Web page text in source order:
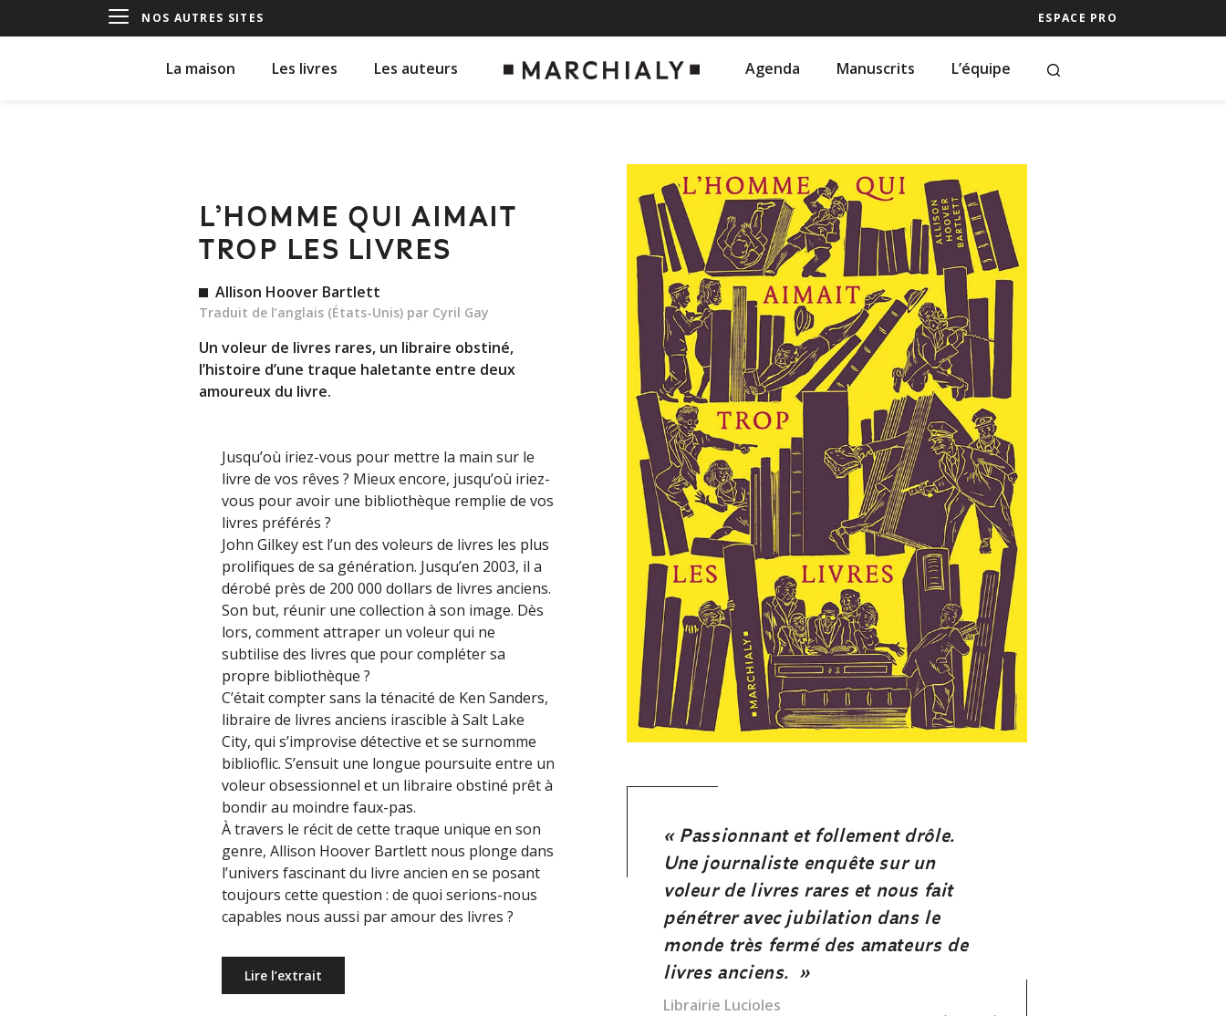
NOS AUTRES SITES ESPACE PRO
La maison Les livres Les auteurs Agenda Manuscrits L’équipe
L’HOMME QUI AIMAIT
TROP LES LIVRES
Allison Hoover Bartlett
Traduit de l’anglais (États-Unis) par Cyril Gay
Un voleur de livres rares, un libraire obstiné,
l’histoire d’une traque haletante entre deux
amoureux du livre.
Jusqu’où iriez-vous pour mettre la main sur le
livre de vos rêves ? Mieux encore, jusqu’où iriez-
vous pour avoir une bibliothèque remplie de vos
livres préférés ?
John Gilkey est l’un des voleurs de livres les plus
prolifiques de sa génération. Jusqu’en 2003, il a
dérobé près de 200 000 dollars de livres anciens.
Son but, réunir une collection à son image. Dès
lors, comment attraper un voleur qui ne
subtilise des livres que pour compléter sa
propre bibliothèque ?
C’était compter sans la ténacité de Ken Sanders,
libraire de livres anciens irascible à Salt Lake
City, qui s’improvise détective et se surnomme
biblioflic. S’ensuit une longue poursuite entre un
voleur obsessionnel et un libraire obstiné prêt à
bondir au moindre faux-pas.
À travers le récit de cette traque unique en son
genre, Allison Hoover Bartlett nous plonge dans
l’univers fascinant du livre ancien en se posant
toujours cette question : de quoi serions-nous
capables nous aussi par amour des livres ?
Lire l’extrait
« Une enquête palpitante dans
l'univers fascinant du livre ancien. »
Librairie Clareton
« Passionnant et follement drôle.
Une journaliste enquête sur un
voleur de livres rares et nous fait
pénétrer avec jubilation dans le
monde très fermé des amateurs de
livres anciens. »
Librairie Lucioles